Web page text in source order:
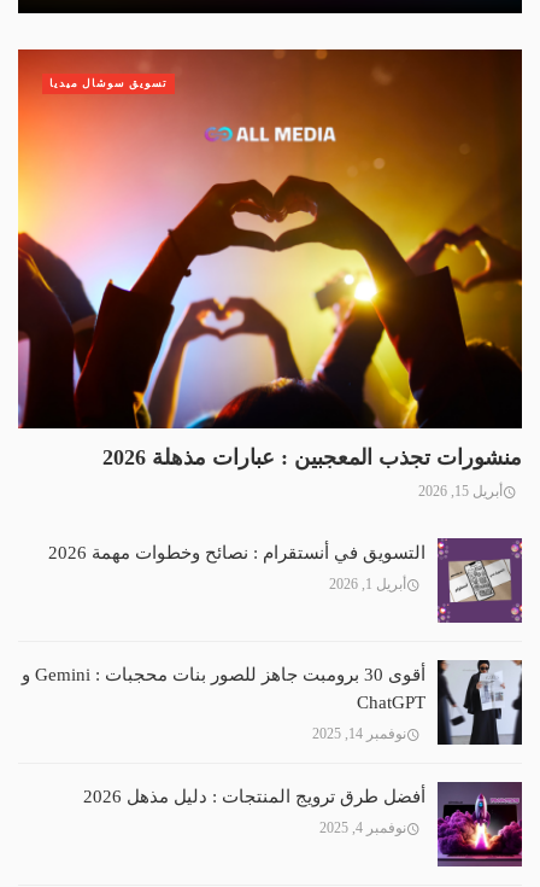
منشورات تجذب المعجبين : عبارات مذهلة 2026
أبريل 15, 2026
تسويق سوشال ميديا
التسويق في أنستقرام : نصائح وخطوات مهمة 2026
أبريل 1, 2026
أقوى 30 برومبت جاهز للصور بنات محجبات : Gemini و
ChatGPT
نوفمبر 14, 2025
أفضل طرق ترويج المنتجات : دليل مذهل 2026
نوفمبر 4, 2025